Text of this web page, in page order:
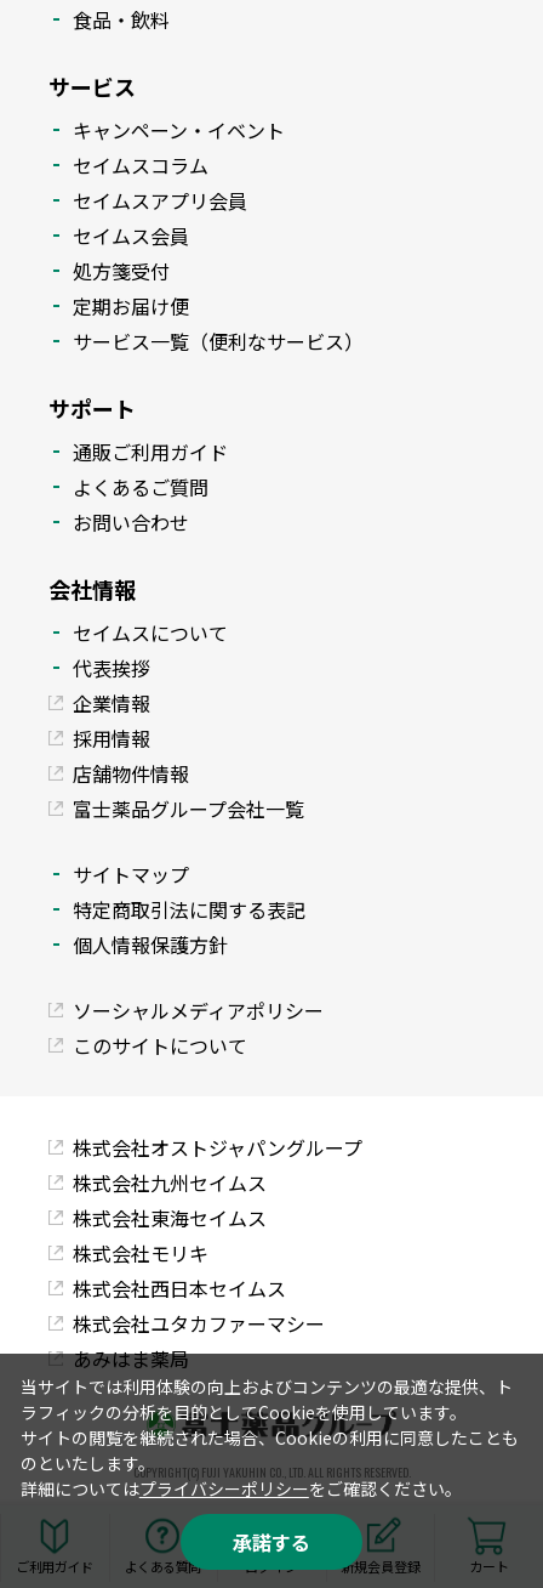
ご利用ガイド よくある質問 ログイン 新規会員登録 カート
食品・飲料
サービス
キャンペーン・イベント
セイムスコラム
セイムスアプリ会員
セイムス会員
処方箋受付
定期お届け便
サービス一覧（便利なサービス）
サポート
通販ご利用ガイド
よくあるご質問
お問い合わせ
会社情報
セイムスについて
代表挨拶
企業情報
採用情報
店舗物件情報
富士薬品グループ会社一覧
サイトマップ
特定商取引法に関する表記
個人情報保護方針
ソーシャルメディアポリシー
このサイトについて
株式会社オストジャパングループ
株式会社九州セイムス
株式会社東海セイムス
株式会社モリキ
株式会社西日本セイムス
株式会社ユタカファーマシー
あみはま薬局
COPYRIGHT(C) FUJI YAKUHIN CO., LTD. ALL RIGHTS RESERVED.
当サイトでは利用体験の向上およびコンテンツの最適な提供、ト
ラフィックの分析を目的としてCookieを使用しています。
サイトの閲覧を継続された場合、Cookieの利用に同意したことも
のといたします。
詳細についてはプライバシーポリシーをご確認ください。
承諾する